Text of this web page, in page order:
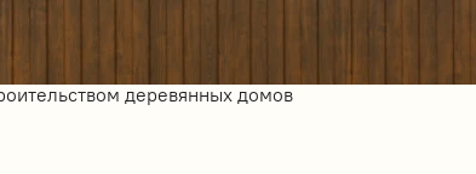
деревянных домов